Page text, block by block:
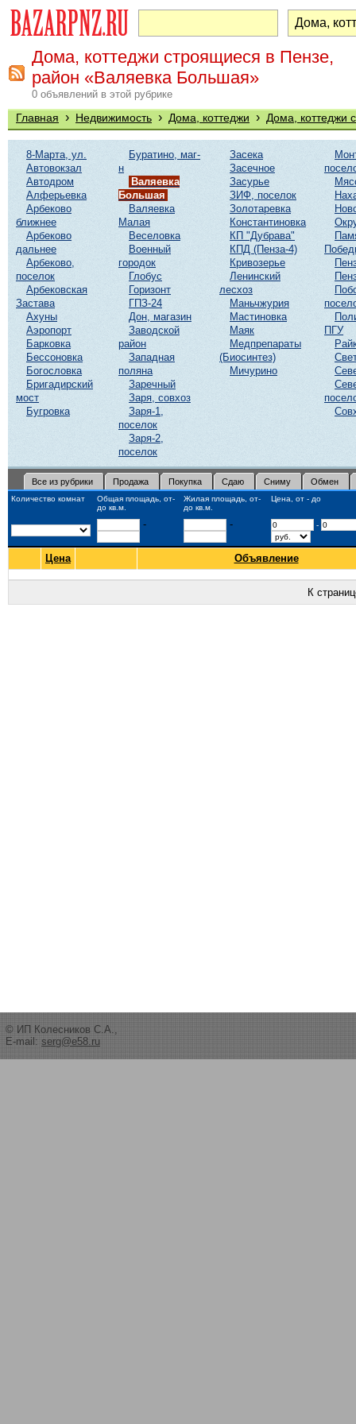
Дома, коттеджи строящиеся в Пензе,
район «Валяевка Большая»
0 объявлений в этой рубрике
Главная › Недвижимость › Дома, коттеджи › Дома, коттеджи
8-Марта, ул.
Автовокзал
Автодром
Алферьевка
Арбеково
ближнее
Арбеково
дальнее
Арбеково,
поселок
Арбековская
Застава
Ахуны
Аэропорт
Барковка
Бессоновка
Богословка
Бригадирский
мост
Бугровка
Буратино, маг-
н
Валяевка
Большая
Валяевка
Малая
Веселовка
Военный
городок
Глобус
Горизонт
ГПЗ-24
Дон, магазин
Заводской
район
Западная
поляна
Заречный
Заря, совхоз
Заря-1,
поселок
Заря-2,
поселок
Засека
Засечное
Засурье
ЗИФ, поселок
Золотаревка
Константиновка
КП "Дубрава"
КПД (Пенза-4)
Кривозерье
Ленинский
лесхоз
Маньчжурия
Мастиновка
Маяк
Медпрепараты
(Биосинтез)
Мичурино
ПГУ
Все из рубрики Продажа Покупка Сдаю Сниму Обмен
Количество комнат
Общая площадь, от-
до кв.м.
Жилая площадь, от-
до кв.м.
Цена, от - до
- - -
Цена Объявление
К
© ИП Колесников С.А.,
E-mail: serg@e58.ru